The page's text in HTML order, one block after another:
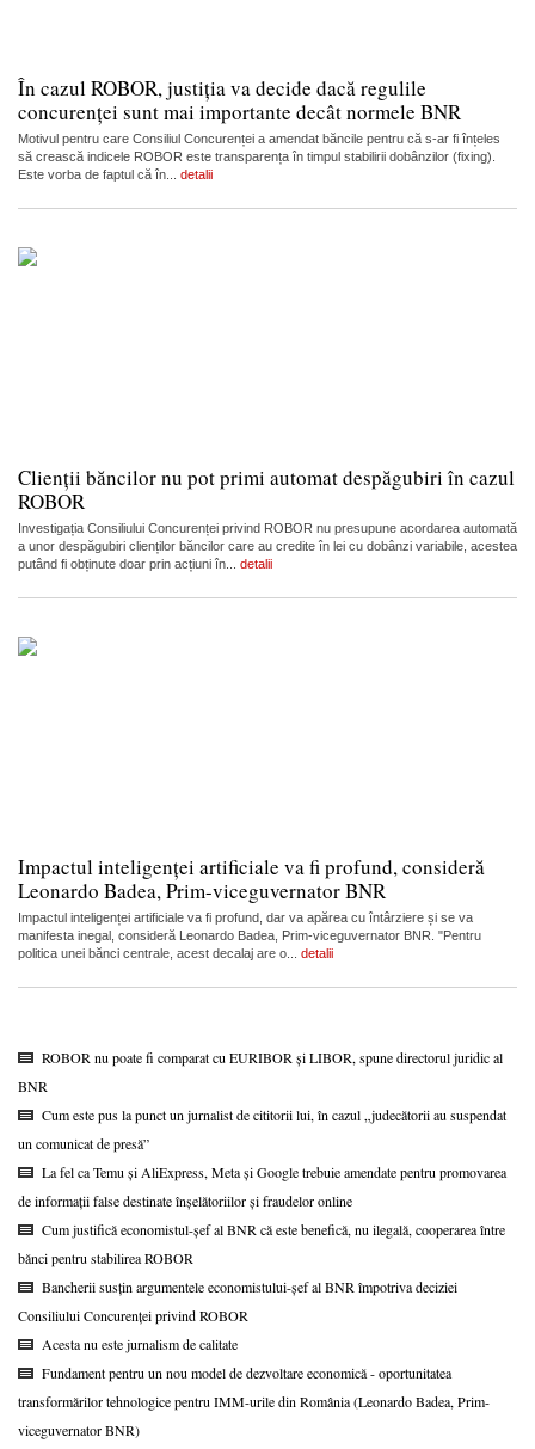
În cazul ROBOR, justiția va decide dacă regulile
concurenței sunt mai importante decât normele BNR
Motivul pentru care Consiliul Concurenței a amendat băncile pentru că s-ar fi înțeles
să crească indicele ROBOR este transparența în timpul stabilirii dobânzilor (fixing).
Este vorba de faptul că în... detalii
Clienții băncilor nu pot primi automat despăgubiri în cazul
ROBOR
Investigația Consiliului Concurenței privind ROBOR nu presupune acordarea automată
a unor despăgubiri clienților băncilor care au credite în lei cu dobânzi variabile, acestea
putând fi obținute doar prin acțiuni în... detalii
Impactul inteligenței artificiale va fi profund, consideră
Leonardo Badea, Prim-viceguvernator BNR
Impactul inteligenței artificiale va fi profund, dar va apărea cu întârziere și se va
manifesta inegal, consideră Leonardo Badea, Prim-viceguvernator BNR. "Pentru
politica unei bănci centrale, acest decalaj are o... detalii
ROBOR nu poate fi comparat cu EURIBOR și LIBOR, spune directorul juridic al
BNR
Cum este pus la punct un jurnalist de cititorii lui, în cazul „judecătorii au suspendat
un comunicat de presă”
La fel ca Temu și AliExpress, Meta și Google trebuie amendate pentru promovarea
de informații false destinate înșelătoriilor și fraudelor online
Cum justifică economistul-șef al BNR că este benefică, nu ilegală, cooperarea între
bănci pentru stabilirea ROBOR
Bancherii susțin argumentele economistului-șef al BNR împotriva deciziei
Consiliului Concurenței privind ROBOR
Acesta nu este jurnalism de calitate
Fundament pentru un nou model de dezvoltare economică - oportunitatea
transformărilor tehnologice pentru IMM-urile din România (Leonardo Badea, Prim-
viceguvernator BNR)